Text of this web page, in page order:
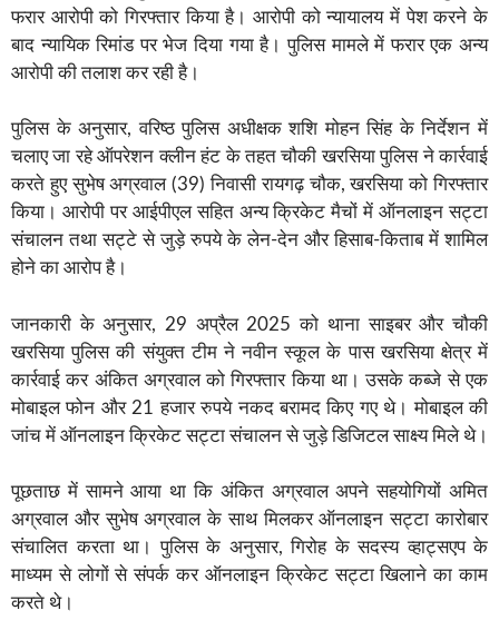
फरार आरोपी को गिरफ्तार किया है। आरोपी को न्यायालय में पेश करने के
बाद न्यायिक रिमांड पर भेज दिया गया है। पुलिस मामले में फरार एक अन्य
आरोपी की तलाश कर रही है।
पुलिस के अनुसार, वरिष्ठ पुलिस अधीक्षक शशि मोहन सिंह के निर्देशन में
चलाए जा रहे ऑपरेशन क्लीन हंट के तहत चौकी खरसिया पुलिस ने कार्रवाई
करते हुए सुभेष अग्रवाल (39) निवासी रायगढ़ चौक, खरसिया को गिरफ्तार
किया। आरोपी पर आईपीएल सहित अन्य क्रिकेट मैचों में ऑनलाइन सट्टा
संचालन तथा सट्टे से जुड़े रुपये के लेन-देन और हिसाब-किताब में शामिल
होने का आरोप है।
जानकारी के अनुसार, 29 अप्रैल 2025 को थाना साइबर और चौकी
खरसिया पुलिस की संयुक्त टीम ने नवीन स्कूल के पास खरसिया क्षेत्र में
कार्रवाई कर अंकित अग्रवाल को गिरफ्तार किया था। उसके कब्जे से एक
मोबाइल फोन और 21 हजार रुपये नकद बरामद किए गए थे। मोबाइल की
जांच में ऑनलाइन क्रिकेट सट्टा संचालन से जुड़े डिजिटल साक्ष्य मिले थे।
पूछताछ में सामने आया था कि अंकित अग्रवाल अपने सहयोगियों अमित
अग्रवाल और सुभेष अग्रवाल के साथ मिलकर ऑनलाइन सट्टा कारोबार
संचालित करता था। पुलिस के अनुसार, गिरोह के सदस्य व्हाट्सएप के
माध्यम से लोगों से संपर्क कर ऑनलाइन क्रिकेट सट्टा खिलाने का काम
करते थे।